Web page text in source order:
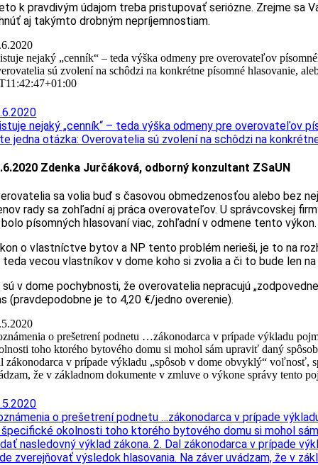
k pravdivým údajom treba pristupovať seriózne. Zrejme sa
aj takýmto drobným nepríjemnostiam.
nejaký „cenník“ – teda výška odmeny pre overovateľov
sú zvolení na schôdzi na konkrétne písomné hlasovanie,
nejaký „cenník“ – teda výška odmeny pre overovateľov
jedna otázka: Overovatelia sú zvolení na schôdzi na
Zdenka Jurčáková, odborný konzultant ZSaUN
sa volia buď s časovou obmedzenosťou alebo bez
rady sa zohľadní aj práca overovateľov. U správcovskej
bolo písomných hlasovaní viac, zohľadní v odmene tento výkon.
o vlastníctve bytov a NP tento problém nerieši, je to na
teda vecou vlastníkov v dome koho si zvolia a či to bude len
sú v dome pochybnosti, že overovatelia nepracujú
(pravdepodobne je to 4,20 €/jedno overenie).
o prešetrení podnetu …zákonodarca v prípade výkladu
toho ktorého bytového domu si mohol sám upraviť daný
zákonodarca v prípade výkladu „spôsob v dome obvyklý“ voľnosť,
že v základnom dokumente v zmluve o výkone správy tento
o prešetrení podnetu …zákonodarca v prípade
špecifické okolnosti toho ktorého bytového domu si mohol
nasledovný výklad zákona. 2. Dal zákonodarca v prípade
zverejňovať výsledok hlasovania. Na záver uvádzam, že v